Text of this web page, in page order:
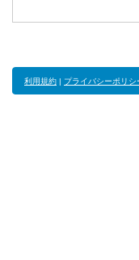
利用規約 | プライバシーポリシ